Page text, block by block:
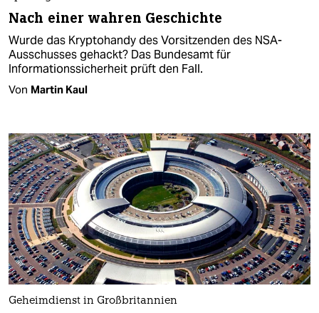
Nach einer wahren Geschichte
Wurde das Kryptohandy des Vorsitzenden des NSA-
Ausschusses gehackt? Das Bundesamt für
Informationssicherheit prüft den Fall.
Von Martin Kaul
Geheimdienst in Großbritannien